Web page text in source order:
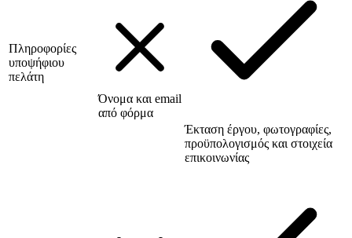
Πληροφορίες
υποψήφιου
πελάτη
Όνομα και email
από φόρμα
Έκταση έργου, φωτογραφίες,
προϋπολογισμός και στοιχεία
επικοινωνίας